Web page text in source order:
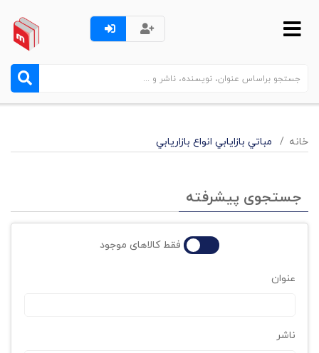
خانه مباتي بازايابي انواع بازاريابي
جستجوی پیشرفته
فقط کالاهای موجود
عنوان
ناشر